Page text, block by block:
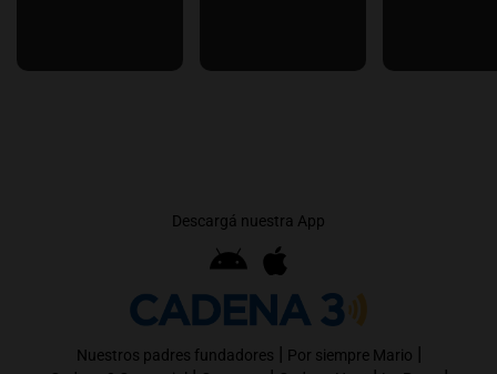
Descargá nuestra App
Nuestros padres fundadores | Por siempre Mario |